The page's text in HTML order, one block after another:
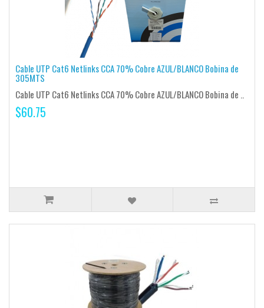
Cable UTP Cat6 Netlinks CCA 70% Cobre AZUL/BLANCO Bobina de
305MTS
Cable UTP Cat6 Netlinks CCA 70% Cobre AZUL/BLANCO Bobina de ..
$60.75